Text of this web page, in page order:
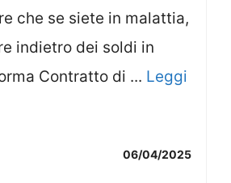
che se siete in malattia,
indietro dei soldi in
Contratto di ... Leggi
06/04/2025